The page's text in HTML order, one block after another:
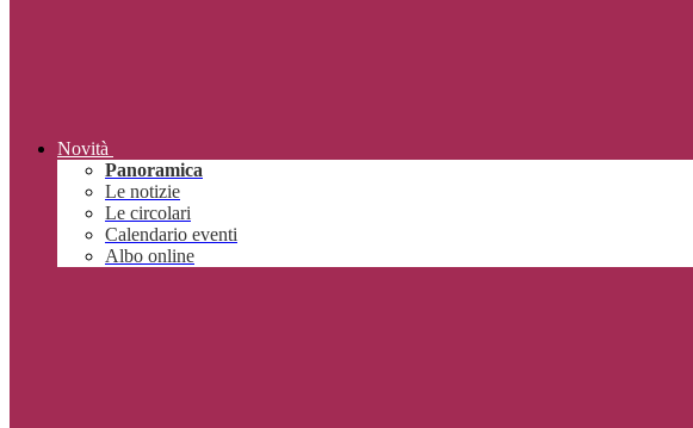
Novità
Panoramica
Le notizie
Le circolari
Calendario eventi
Albo online